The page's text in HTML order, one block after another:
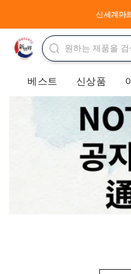
신세계마
신상품
베스트 신상품